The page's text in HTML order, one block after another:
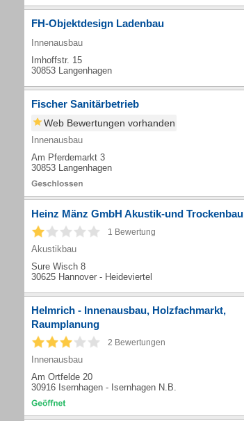
FH-Objektdesign Ladenbau
Innenausbau
Imhoffstr. 15
30853 Langenhagen
Fischer Sanitärbetrieb
Web Bewertungen vorhanden
Innenausbau
Am Pferdemarkt 3
30853 Langenhagen
Heinz Mänz GmbH Akustik-und Trockenbau
1 Bewertung
Akustikbau
Sure Wisch 8
30625 Hannover - Heideviertel
Helmrich - Innenausbau, Holzfachmarkt,
Raumplanung
2 Bewertungen
Innenausbau
Am Ortfelde 20
30916 Isernhagen - Isernhagen N.B.